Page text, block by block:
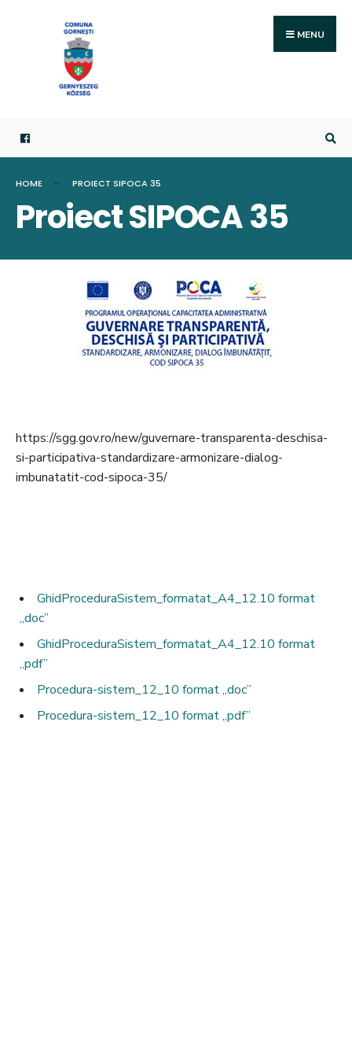
MENU
HOME PROIECT SIPOCA 35
Proiect SIPOCA 35
https://sgg.gov.ro/new/guvernare-transparenta-deschisa-
si-participativa-standardizare-armonizare-dialog-
imbunatatit-cod-sipoca-35/
GhidProceduraSistem_formatat_A4_12.10 format
,,doc”
GhidProceduraSistem_formatat_A4_12.10 format
,,pdf”
Procedura-sistem_12_10 format ,,doc”
Procedura-sistem_12_10 format ,,pdf”